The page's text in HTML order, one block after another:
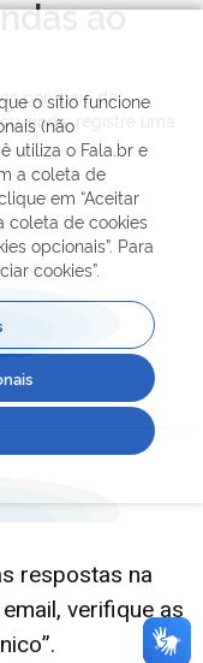
respostas na
verifique as